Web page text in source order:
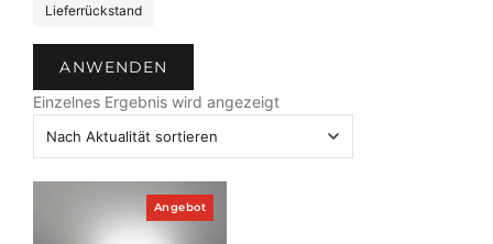
u
Lieferrückstand
ANWENDEN
Einzelnes Ergebnis wird angezeigt
AngebotP
r